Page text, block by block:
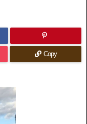
Copy